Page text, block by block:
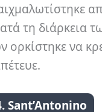
τη διάρκεια
ορκίστηκε να
Sant’Antonino